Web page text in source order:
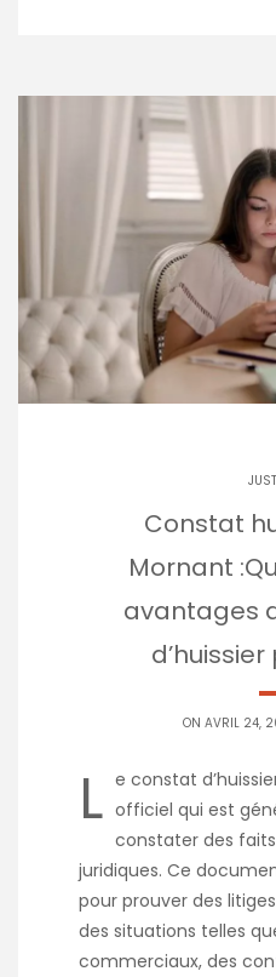
Constat
Mornant
avantages
d’huissier
ON AVRIL 24,
L e constat
officiel qui est
constater des
juridiques. Ce
pour prouver des
des situations telles
commerciaux, des